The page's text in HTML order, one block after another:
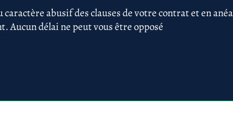
abusif des clauses de votre contrat et en
Aucun délai ne peut vous être opposé